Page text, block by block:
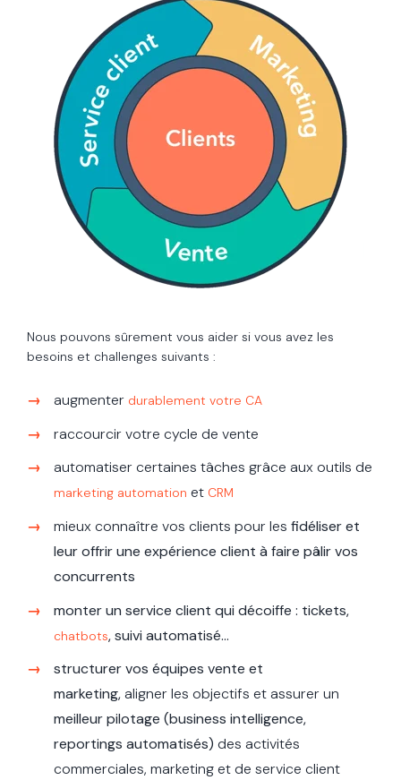
Nous pouvons sûrement vous aider si vous avez les
besoins et challenges suivants :
augmenter durablement votre CA
raccourcir votre cycle de vente
automatiser certaines tâches grâce aux outils de
marketing automation et CRM
mieux connaître vos clients pour les fidéliser et
leur offrir une expérience client à faire pâlir vos
concurrents
monter un service client qui décoiffe : tickets,
chatbots, suivi automatisé...
structurer vos équipes vente et
marketing,aligner les objectifs et assurer un
meilleur pilotage (business intelligence,
reportings automatisés) des activités
commerciales, marketing et de service client